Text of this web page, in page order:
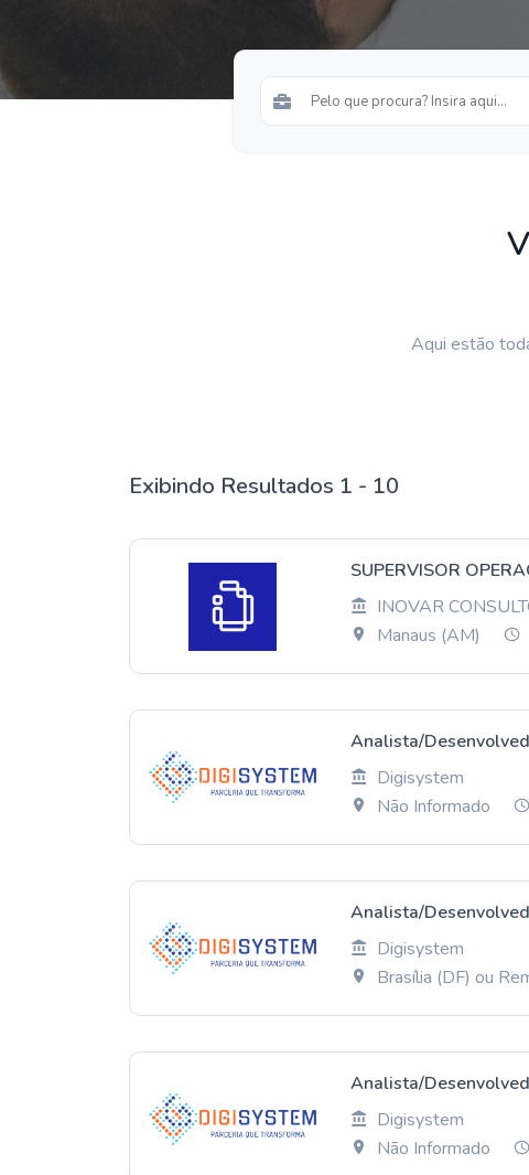
Aqui estão
Exibindo Resultados 1 - 10
SUPERVISOR
INOVAR
Manaus (AM)
Analista/
Digisystem
Não Informado
Analista/
Digisystem
Brasília (DF) ou
Analista/
Digisystem
Não Informado